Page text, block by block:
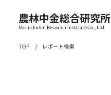
農林中金総合研究所
Norinchukin Research Institute Co., Ltd.
TOP レポート検索